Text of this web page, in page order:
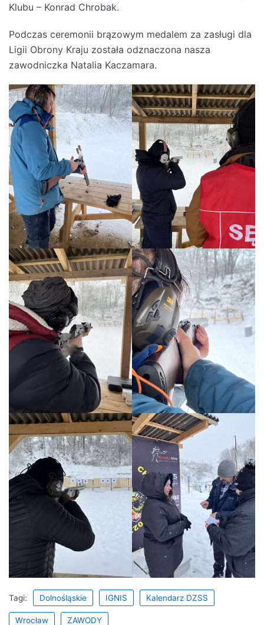
Klubu – Konrad Chrobak.
Podczas ceremonii brązowym medalem za zasługi dla
Ligii Obrony Kraju została odznaczona nasza
zawodniczka Natalia Kaczamara.
Tagi: Dolnośląskie IGNIS Kalendarz DZSS
Wrocław ZAWODY